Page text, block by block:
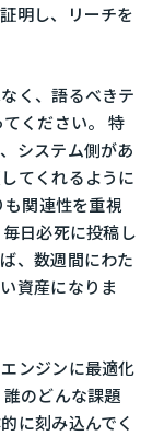
明し、リーチを
く、語るべきテ
ください。 特
システム側があ
てくれるように
関連性を重視
日必死に投稿し
、数週間にわた
資産になりま
ンジンに最適化
のどんな課題
に刻み込んでく